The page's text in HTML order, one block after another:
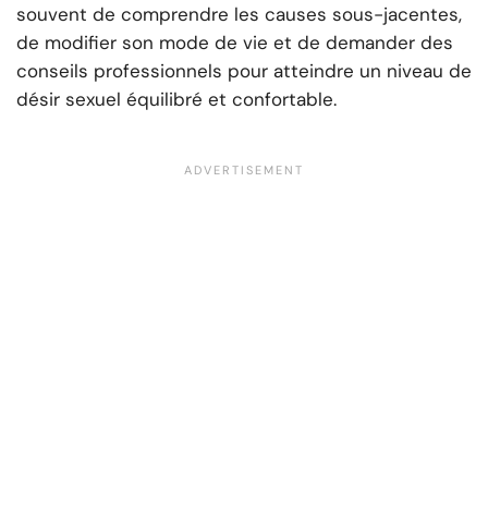
souvent de comprendre les causes sous-jacentes,
de modifier son mode de vie et de demander des
conseils professionnels pour atteindre un niveau de
désir sexuel équilibré et confortable.